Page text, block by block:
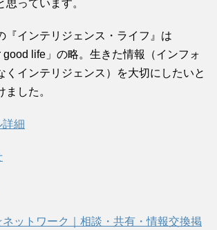
思っています。
『インテリジェンス・ライフ』は
good life」の略。生きた情報（インフォ
くインテリジェンス）を大切にしたいと
した。
詳細
ットワーク｜相談・共有・情報交換掲